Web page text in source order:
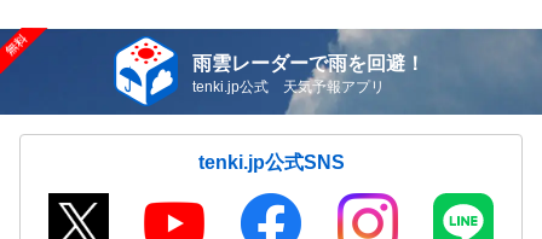
雨雲レーダーで雨を回避！
tenki.jp公式 天気予報アプリ
tenki.jp公式SNS